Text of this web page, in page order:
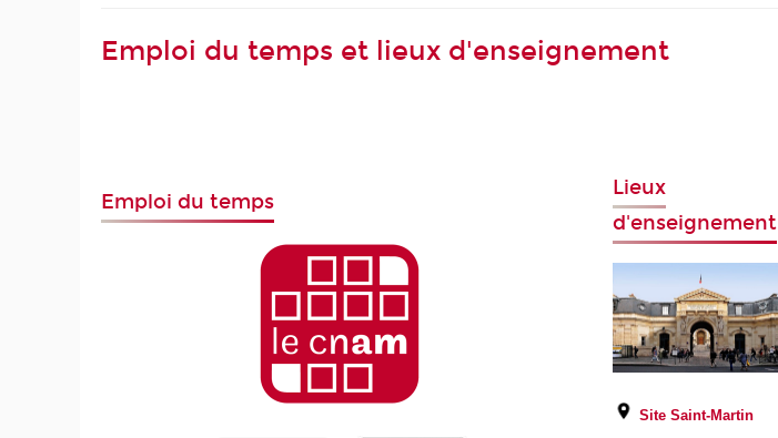
Emploi du temps et lieux d'enseignement
Emploi du temps
Lieux
d'enseignement
Site Saint-Martin